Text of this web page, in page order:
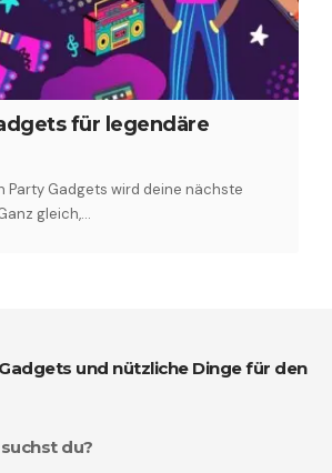
für legendäre
Party Gadgets wird deine nächste
gleich,…
du?